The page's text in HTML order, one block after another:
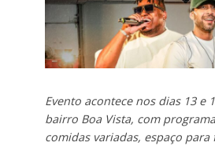
Evento acontece nos dias 13 e
bairro Boa Vista, com
comidas variadas, espaço para